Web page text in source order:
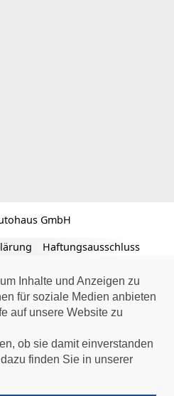
GmbH
Haftungsausschluss
Inhalte und Anzeigen zu
für soziale Medien anbieten
auf unsere Website zu
ob sie damit einverstanden
finden Sie in unserer